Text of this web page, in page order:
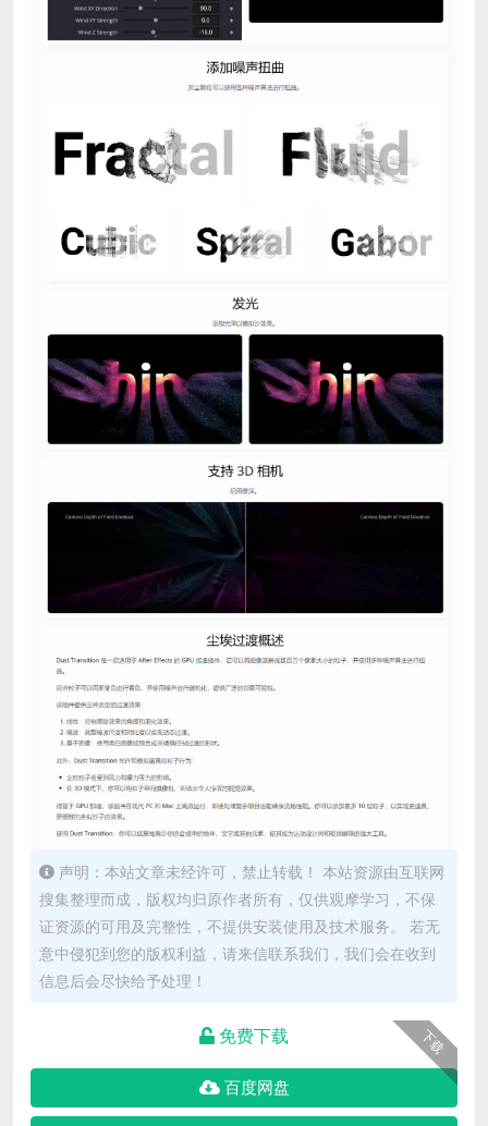
声明：本站文章未经许可，禁止转载！ 本站资源由互联网
搜集整理而成，版权均归原作者所有，仅供观摩学习，不保
证资源的可用及完整性，不提供安装使用及技术服务。 若无
意中侵犯到您的版权利益，请来信联系我们，我们会在收到
信息后会尽快给予处理！
下载
免费下载
百度网盘